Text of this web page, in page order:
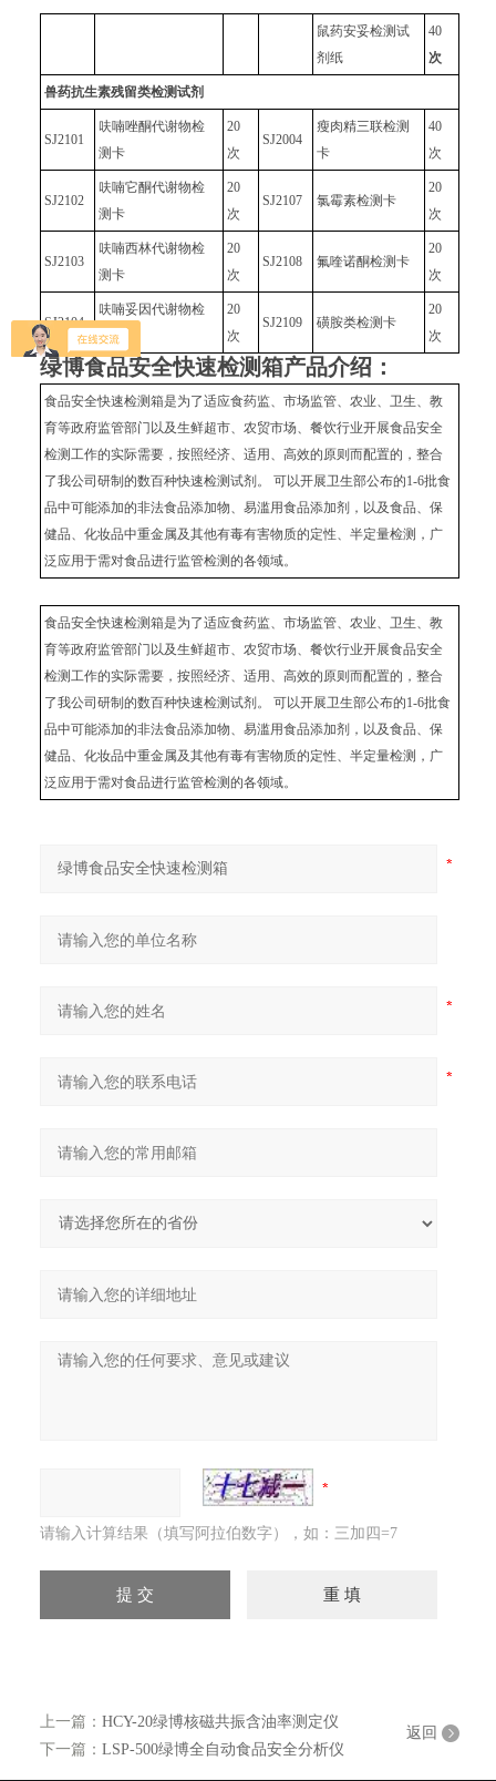
鼠药安妥检测试
剂纸
40
次
兽药抗生素残留类检测试剂
SJ2101
呋喃唑酮代谢物检
测卡
20
次
SJ2004
瘦肉精三联检测
卡
40
次
SJ2102
呋喃它酮代谢物检
测卡
20
次
SJ2107 氯霉素检测卡
20
次
SJ2103
呋喃西林代谢物检
测卡
20
次
SJ2108 氟喹诺酮检测卡
20
次
SJ2104
呋喃妥因代谢物检
测卡
20
次
SJ2109 磺胺类检测卡
20
次
绿博食品安全快速检测箱产品介绍：
食品安全快速检测箱是为了适应食药监、市场监管、农业、卫生、教
育等政府监管部门以及生鲜超市、农贸市场、餐饮行业开展食品安全
检测工作的实际需要，按照经济、适用、高效的原则而配置的，整合
了我公司研制的数百种快速检测试剂。 可以开展卫生部公布的1-6批食
品中可能添加的非法食品添加物、易滥用食品添加剂，以及食品、保
健品、化妆品中重金属及其他有毒有害物质的定性、半定量检测，广
泛应用于需对食品进行监管检测的各领域。
食品安全快速检测箱是为了适应食药监、市场监管、农业、卫生、教
育等政府监管部门以及生鲜超市、农贸市场、餐饮行业开展食品安全
检测工作的实际需要，按照经济、适用、高效的原则而配置的，整合
了我公司研制的数百种快速检测试剂。 可以开展卫生部公布的1-6批食
品中可能添加的非法食品添加物、易滥用食品添加剂，以及食品、保
健品、化妆品中重金属及其他有毒有害物质的定性、半定量检测，广
泛应用于需对食品进行监管检测的各领域。
请输入计算结果（填写阿拉伯数字），如：三加四=7
上一篇： HCY-20绿博核磁共振含油率测定仪
下一篇： LSP-500绿博全自动食品安全分析仪
返回